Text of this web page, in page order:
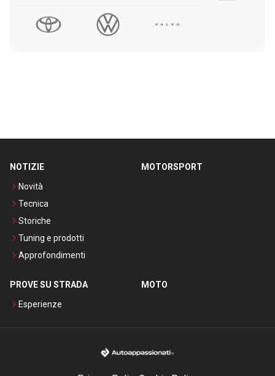
NOTIZIE
Novità
Tecnica
Storiche
Tuning e prodotti
Approfondimenti
MOTORSPORT
PROVE SU STRADA
Esperienze
MOTO